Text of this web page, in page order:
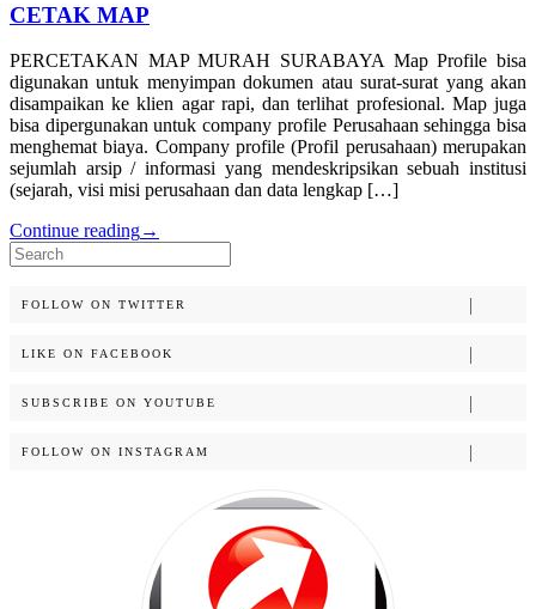
CETAK MAP
PERCETAKAN MAP MURAH SURABAYA Map Profile bisa
digunakan untuk menyimpan dokumen atau surat-surat yang akan
disampaikan ke klien agar rapi, dan terlihat profesional. Map juga
bisa dipergunakan untuk company profile Perusahaan sehingga bisa
menghemat biaya. Company profile (Profil perusahaan) merupakan
sejumlah arsip / informasi yang mendeskripsikan sebuah institusi
(sejarah, visi misi perusahaan dan data lengkap […]
Continue reading→
Search
for:
FOLLOW ON TWITTER
LIKE ON FACEBOOK
SUBSCRIBE ON YOUTUBE
FOLLOW ON INSTAGRAM